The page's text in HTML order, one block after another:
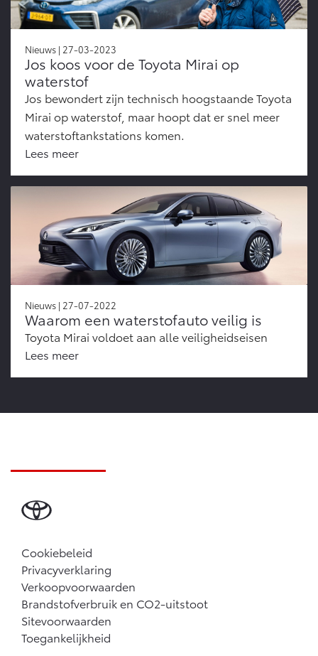
Nieuws | 27-03-2023
Jos koos voor de Toyota Mirai op
waterstof
Jos bewondert zijn technisch hoogstaande Toyota
Mirai op waterstof, maar hoopt dat er snel meer
waterstoftankstations komen.
Lees meer
Nieuws | 27-07-2022
Waarom een waterstofauto veilig is
Toyota Mirai voldoet aan alle veiligheidseisen
Lees meer
Cookiebeleid
Privacyverklaring
Verkoopvoorwaarden
Brandstofverbruik en CO2-uitstoot
Sitevoorwaarden
Toegankelijkheid